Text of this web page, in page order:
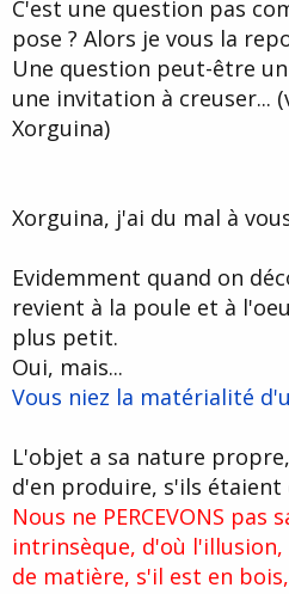
C'est une question pas
pose ? Alors je vous la
Une question peut-être
une invitation à creuser...
Xorguina)
Xorguina, j'ai du mal à
Evidemment quand on
revient à la poule et à
plus petit.
Oui, mais...
Vous niez la matérialité
L'objet a sa nature
d'en produire, s'ils étaient
Nous ne PERCEVONS pas
intrinsèque, d'où
de matière, s'il est en